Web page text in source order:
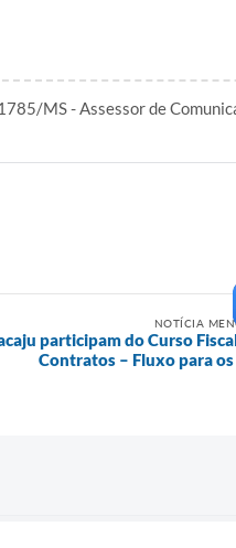
MS - Assessor de
NOTÍCIA
participam do Curso
Contratos – Fluxo para